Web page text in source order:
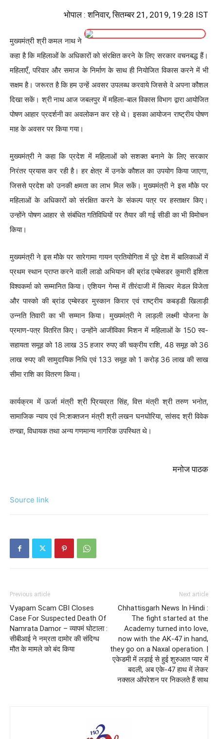
भोपाल : शनिवार, सितम्बर 21, 2019, 19:28 IST
मुख्यमंत्री श्री कमल नाथ ने
कहा है कि महिलाओं के अधिकारों को संरक्षित करने के लिए सरकार वचनबद्ध हैं।
महिलाएँ, परिवार और समाज के निर्माण के साथ ही नियोजित विकास करने में भी
सक्षम है। जरूरत है कि हम उन्हें अवसर उपलब्ध करवाये जिससे वे अपना कौशल
दिखा सकें। श्री नाथ आज जबलपुर में महिला-बाल विकास विभाग द्वारा आयोजित
पोषण आहार प्रदर्शनी का अवलोकन कर रहे थे। इसका आयोजन राष्ट्रीय पोषण
माह के अवसर पर किया गया।
मुख्यमंत्री ने कहा कि प्रदेश में महिलाओं को सशक्त बनाने के लिए सरकार
निरंतर प्रयास कर रही है। हर क्षेत्र में उनके कौशल का उपयोग किया जाएगा,
जिससे प्रदेश को उनकी क्षमता का लाभ मिल सकें। मुख्यमंत्री ने इस मौके पर
महिलाओं के अधिकारों को संरक्षित करने के संकल्प पत्र पर हस्ताक्षर किए।
उन्होंने पोषण आहार से संबंधित गतिविधियों पर तैयार की गई सीडी का भी विमोचन
किया।
मुख्यमंत्री ने इस मौके पर सारेगामा गायन प्रतियोगिता में पूरे देश में बालिकाओं में
प्रथम स्थान प्राप्त करने वाली लाडो अभियान की ब्रांड एम्बेसडर कुमारी इशिता
विश्वकर्मा को सम्मानित किया। एशियन गेम्स में तीरंदाजी में सिल्वर मेडल विजेता
और पास्को की ब्रांड एम्बेस्डर मुस्कान किरार एवं राष्ट्रीय कबड्डी खिलाड़ी
उन्नति तिवारी का भी सम्मान किया। मुख्यमंत्री ने लाड़ली लक्ष्मी योजना के
प्रमाण-पत्र वितरित किए। उन्होंने आजीविका मिशन में महिलाओं के 150 स्व-
सहायता समूह को 18 लाख 35 हजार रुपए की चक्रीय राशि, 48 समूह को 36
लाख रुपए की सामुदायिक निधि एवं 133 समूह को 1 करोड़ 36 लाख की साख
सीमा राशि का वितरण किया।
कार्यक्रम में ऊर्जा मंत्री श्री प्रियव्रत सिंह, वित्त मंत्री श्री तरुण भनोत,
सामाजिक न्याय एवं नि:शक्तजन मंत्री श्री लखन घनघोरिया, सांसद श्री विवेक
तन्खा, विधायक तथा अन्य गणमान्य नागरिक उपस्थित थे।
मनोज पाठक
Source link
Previous article
Vyapam Scam CBI Closes
Case For Suspected Death Of
Namrata Damor – व्यापमं घोटाला :
सीबीआई ने नम्रता दामोर की संदिग्ध
मौत के मामले को बंद किया
Next article
Chhattisgarh News In Hindi :
The fight started at the
Academy turned into love,
now with the AK-47 in hand,
they go on a Naxal operation. |
एकेडमी में लड़ाई से हुई शुरुआत प्यार में
बदली, अब एके-47 हाथ में लेकर
नक्सल ऑपरेशन पर निकलते हैं साथ